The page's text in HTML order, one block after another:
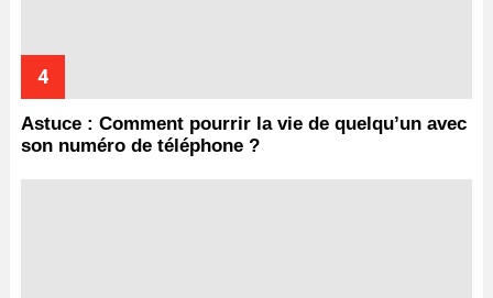
Astuce : Comment pourrir la vie de quelqu’un avec
son numéro de téléphone ?